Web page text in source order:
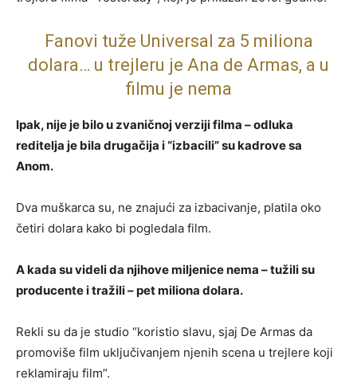
Fanovi tuže Universal za 5 miliona
dolara… u trejleru je Ana de Armas, a u
filmu je nema
Ipak, nije je bilo u zvaničnoj verziji filma – odluka
reditelja je bila drugačija i “izbacili” su kadrove sa
Anom.
Dva muškarca su, ne znajući za izbacivanje, platila oko
četiri dolara kako bi pogledala film.
A kada su videli da njihove miljenice nema – tužili su
producente i tražili – pet miliona dolara.
Rekli su da je studio “koristio slavu, sjaj De Armas da
promoviše film uključivanjem njenih scena u trejlere koji
reklamiraju film”.